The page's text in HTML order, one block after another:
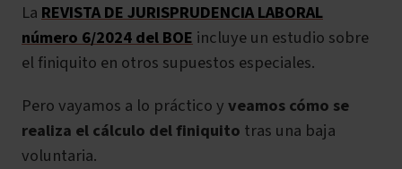
LaREVISTA DE JURISPRUDENCIA LABORAL
número 6/2024 del BOEincluye un estudio sobre
el finiquito en otros supuestos especiales.
Pero vayamos a lo práctico yveamos cómo se
realiza el cálculo del finiquito tras una baja
voluntaria.